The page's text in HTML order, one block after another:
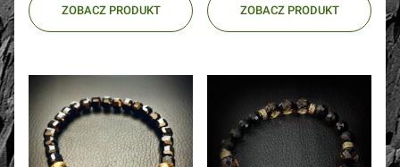
ZOBACZ PRODUKT ZOBACZ PRODUKT